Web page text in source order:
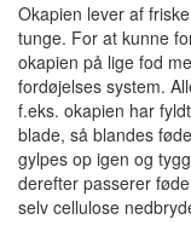
Okapien lever af
tunge. For at kunne
okapien på lige fod
fordøjelses system.
f.eks. okapien har
blade, så blandes
gylpes op igen og
derefter passerer
selv cellulose